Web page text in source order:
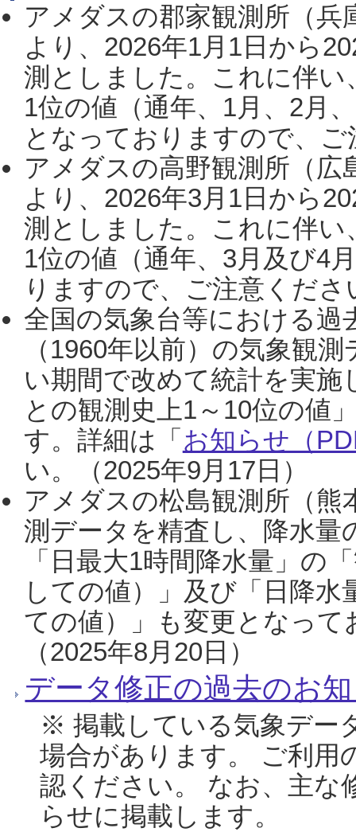
アメダスの郡家観測所（
より、2026年1月1日から
測としました。これに伴い
1位の値（通年、1月、2月
となっておりますので、
アメダスの高野観測所（
より、2026年3月1日から
測としました。これに伴い
1位の値（通年、3月及び4
りますので、ご注意くだ
全国の気象台等における過
（1960年以前）の気象観
い期間で改めて統計を実
との観測史上1～10位の値
す。詳細は「 お知らせ（
い。（2025年9月17日）
アメダスの松島観測所（熊
測データを精査し、降水
「日最大1時間降水量」の
しての値）」及び「日降
ての値）」も変更となっ
（2025年8月20日）
データ修正の過去のお
※ 掲載している気象デー
場合があります。 ご利用
認ください。 なお、主な
らせに掲載します。